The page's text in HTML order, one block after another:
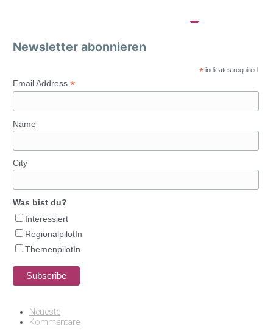
Newsletter abonnieren
* indicates required
Email Address *
Name
City
Was bist du?
Interessiert
RegionalpilotIn
ThemenpilotIn
Neueste
Kommentare